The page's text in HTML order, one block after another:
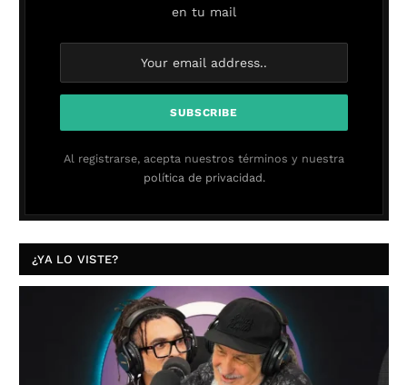
en tu mail
Al registrarse, acepta nuestros términos y nuestra
política de privacidad.
¿YA LO VISTE?